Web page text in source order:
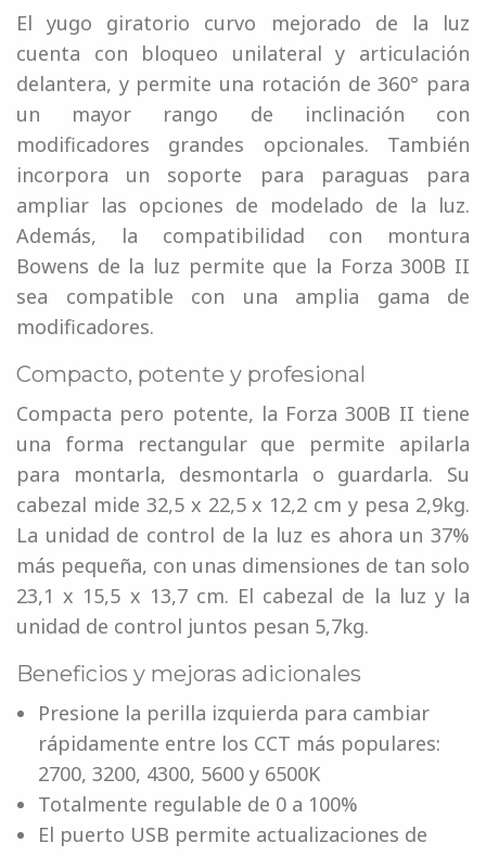
El yugo giratorio curvo mejorado de la luz
cuenta con bloqueo unilateral y articulación
delantera, y permite una rotación de 360° para
un mayor rango de inclinación con
modificadores grandes opcionales. También
incorpora un soporte para paraguas para
ampliar las opciones de modelado de la luz.
Además, la compatibilidad con montura
Bowens de la luz permite que la Forza 300B II
sea compatible con una amplia gama de
modificadores.
Compacto, potente y profesional
Compacta pero potente, la Forza 300B II tiene
una forma rectangular que permite apilarla
para montarla, desmontarla o guardarla. Su
cabezal mide 32,5 x 22,5 x 12,2 cm y pesa 2,9kg.
La unidad de control de la luz es ahora un 37%
más pequeña, con unas dimensiones de tan solo
23,1 x 15,5 x 13,7 cm. El cabezal de la luz y la
unidad de control juntos pesan 5,7kg.
Beneficios y mejoras adicionales
Presione la perilla izquierda para cambiar
rápidamente entre los CCT más populares:
2700, 3200, 4300, 5600 y 6500K
Totalmente regulable de 0 a 100%
El puerto USB permite actualizaciones de